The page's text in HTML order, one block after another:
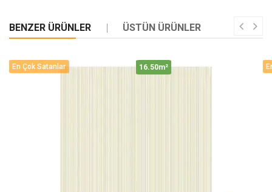
BENZER ÜRÜNLER ÜSTÜN ÜRÜNLER
En Çok Satanlar 16.50m²